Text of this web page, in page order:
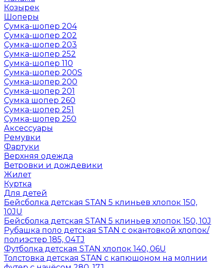
Козырек
Шоперы
Сумка-шопер 204
Сумка-шопер 202
Сумка-шопер 203
Сумка-шопер 252
Сумка-шопер 110
Сумка-шопер 200S
Сумка-шопер 200
Сумка-шопер 201
Сумка шопер 260
Сумка-шопер 251
Сумка-шопер 250
Аксессуары
Ремувки
Фартуки
Верхняя одежда
Ветровки и дождевики
Жилет
Куртка
Для детей
Бейсболка детская STAN 5 клиньев хлопок 150,
10JU
Бейсболка детская STAN 5 клиньев хлопок 150, 10J
Рубашка поло детская STAN с окантовкой хлопок/
полиэстер 185, 04TJ
Футболка детская STAN хлопок 140, 06U
Толстовка детская STAN с капюшоном на молнии